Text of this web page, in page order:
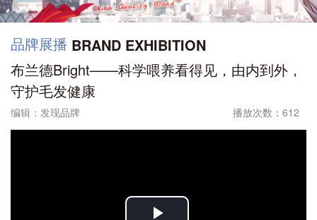
品牌展播 BRAND EXHIBITION
布兰德Bright——科学喂养看得见，由内到外，
守护毛发健康
编辑：发现品牌 播放次数：612